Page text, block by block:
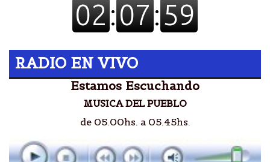
RADIO EN VIVO
Estamos Escuchando
MUSICA DEL PUEBLO
de 05.00hs. a 05.45hs.